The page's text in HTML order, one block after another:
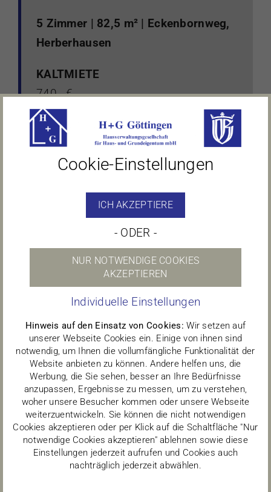
5 Zimmer | 82,5 m² | Eckenbornweg,
Herberhausen
KALTMIETE
740,- €
NEBENKOSTEN
350,- € zzgl. 40,- € Garage
01.07.2026
Herberhausen:schöne helle 5-
Zimmerwohnung im 1. Obergeschoss
gelegen, Balkon, Bad mit Wanne, Bj.:
1967, Gas-ZH
Aus datenschutzrechtlichen
Gründen benötigt Google Maps
Ihre Einwilligung um geladen zu
werden. Mehr Informationen
finden Sie unter
Datenschutzerklärung.
Cookie-Einstellungen
ICH AKZEPTIERE
- ODER -
NUR NOTWENDIGE COOKIES
AKZEPTIEREN
Individuelle Einstellungen
Hinweis auf den Einsatz von Cookies: Wir setzen auf
unserer Webseite Cookies ein. Einige von ihnen sind
notwendig, um Ihnen die vollumfängliche Funktionalität der
Website anbieten zu können. Andere helfen uns, die
Werbung, die Sie sehen, besser an Ihre Bedürfnisse
anzupassen, Ergebnisse zu messen, um zu verstehen,
woher unsere Besucher kommen oder unsere Webseite
weiterzuentwickeln. Sie können die nicht notwendigen
Cookies akzeptieren oder per Klick auf die Schaltfläche "Nur
notwendige Cookies akzeptieren" ablehnen sowie diese
Einstellungen jederzeit aufrufen und Cookies auch
nachträglich jederzeit abwählen.